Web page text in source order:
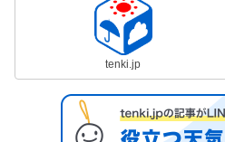
tenki.jp